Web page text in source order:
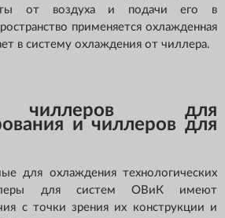
от воздуха и подачи его в
применяется охлажденная
в систему охлаждения от чиллера.
чиллеров для
и чиллеров для
для охлаждения технологических
для систем ОВиК имеют
с точки зрения их конструкции и